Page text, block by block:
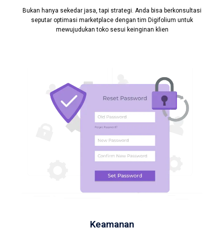
Bukan hanya sekedar jasa, tapi strategi. Anda bisa berkonsultasi
seputar optimasi marketplace dengan tim Digifolium untuk
mewujudukan toko sesui keinginan klien
Keamanan